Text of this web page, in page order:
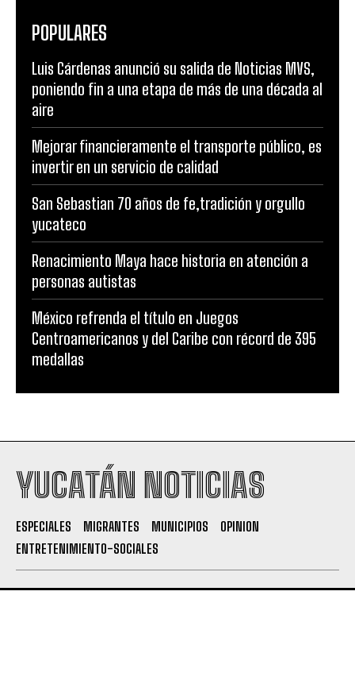
POPULARES
Luis Cárdenas anunció su salida de Noticias MVS,
poniendo fin a una etapa de más de una década al
aire
Mejorar financieramente el transporte público, es
invertir en un servicio de calidad
San Sebastian 70 años de fe,tradición y orgullo
yucateco
Renacimiento Maya hace historia en atención a
personas autistas
México refrenda el título en Juegos
Centroamericanos y del Caribe con récord de 395
medallas
YUCATÁN NOTICIAS
ESPECIALES MIGRANTES MUNICIPIOS
OPINION
ENTRETENIMIENTO-SOCIALES